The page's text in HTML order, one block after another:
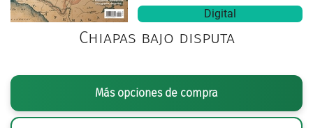
Digital
Chiapas bajo disputa
Más opciones de compra